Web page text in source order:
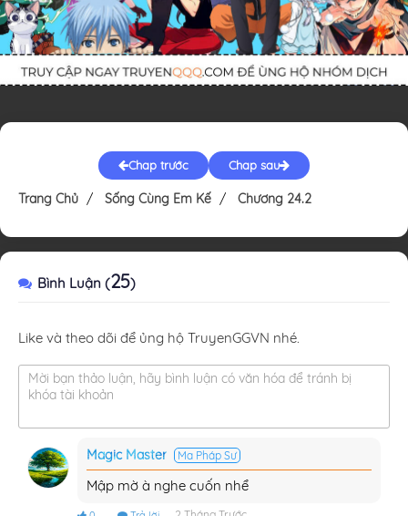
Chap trước Chap sau
Trang Chủ Sống Cùng Em Kế Chương 24.2
Bình Luận (25)
Like và theo dõi để ủng hộ TruyenGGVN nhé.
Mời bạn thảo luận, hãy bình luận có văn hóa để tránh bị
khóa tài khoản
Magic Master Ma Pháp Sư
Mập mờ à nghe cuốn nhể